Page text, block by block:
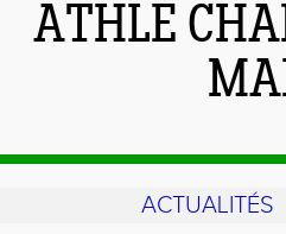
ATHLÉ
ACTUALITÉS